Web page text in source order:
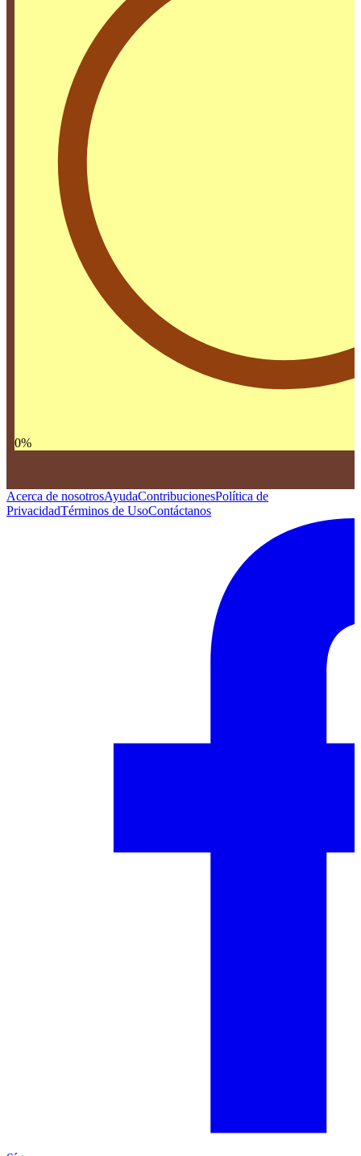
0%
Acerca de nosotrosAyudaContribucionesPolítica de
PrivacidadTérminos de UsoContáctanos